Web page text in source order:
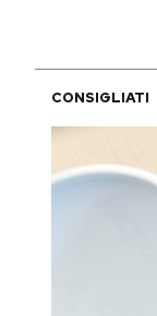
CONSIGLIATI